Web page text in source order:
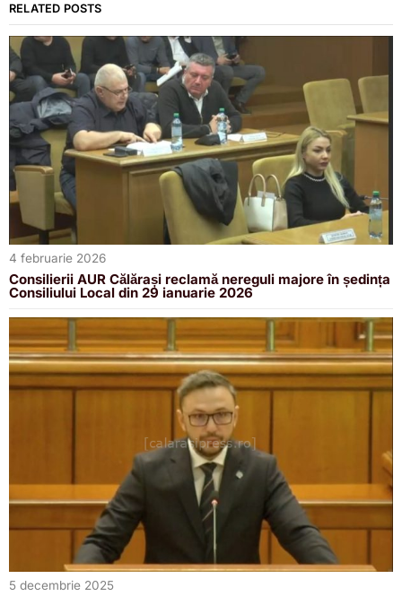
RELATED POSTS
4 februarie 2026
Consilierii AUR Călărași reclamă nereguli majore în ședința
Consiliului Local din 29 ianuarie 2026
5 decembrie 2025